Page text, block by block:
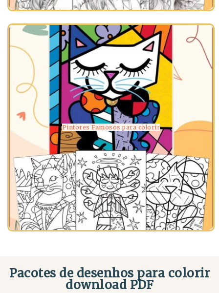
Pintores Famosos para colorir
Pacotes de desenhos para colorir
download PDF